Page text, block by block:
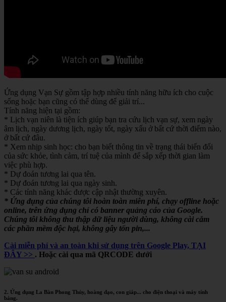
Ứng dụng Vạn Sự gồm tập hợp nhiều tính năng hữu ích cho cuộc
sống hoặc bạn cũng có thể dùng để giải trí...
Tính năng hiện tại gồm:
* Lịch vạn niên là tiện ích giúp bạn tra cứu lịch vạn sự, xem ngày
âm lịch, ngày dương lịch, ngày tốt, ngày xấu ở bất cứ thời điểm nào,
ở bất cứ đâu.
* Xem nhịp sinh học: cho bạn biết thông tin về trạng thái biến đổi
của sức khỏe, tình cảm, trí tuệ của mình để sắp xếp thời gian làm
việc phù hợp.
* Dự đoán tương lai qua tên.
* Dự đoán tương lai qua ngày sinh.
* Các tính năng khác được cập nhật thường xuyên.
* Ứng dụng của chúng tôi hoàn toàn miễn phí, chạy offline hoặc
online, trên ứng dụng chỉ có banner quảng cáo của Google.
Chúng tôi không thu thập dữ liệu người dùng, không cài cắm
các phần mềm độc hại, không gây tốn pin,...
Cài miễn phí và an toàn khi sử dụng trên Google Play, TẠI
ĐÂY >> . Hoặc cài qua mã QRCODE dưới
2. Ứng dụng La Bàn Phong Thủy, hoàng đạo, con giáp... cho điện thoại và máy tính
bảng.